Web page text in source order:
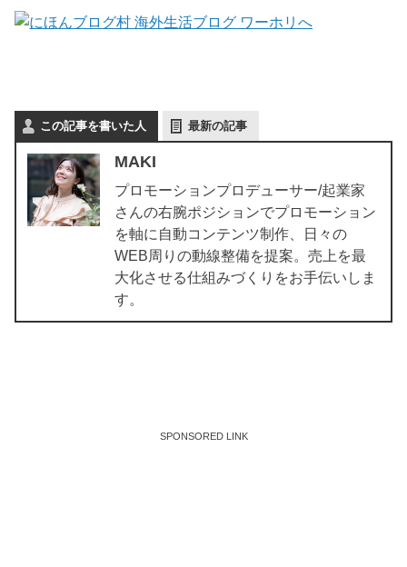
この記事を書いた人 最新の記事
MAKI
プロモーションプロデューサー/起業家
さんの右腕ポジションでプロモーション
を軸に自動コンテンツ制作、日々の
WEB周りの動線整備を提案。売上を最
大化させる仕組みづくりをお手伝いしま
す。
SPONSORED LINK